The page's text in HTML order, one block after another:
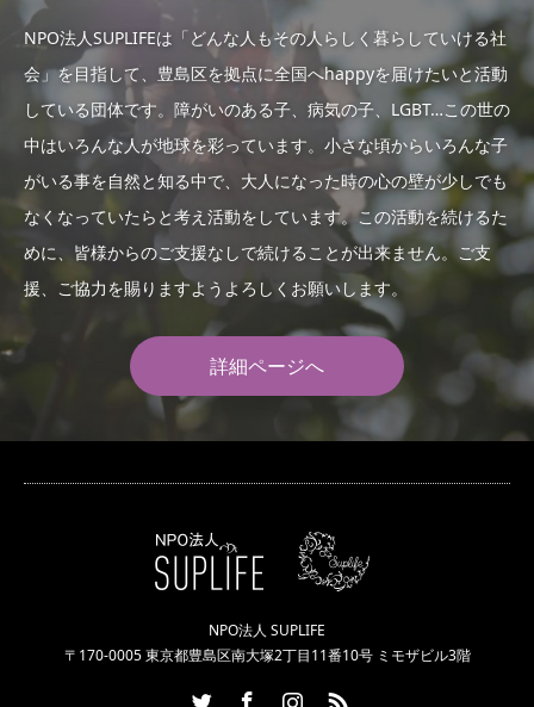
NPO法人SUPLIFEは「どんな人もその人らしく暮らしていける社
会」を目指して、豊島区を拠点に全国へhappyを届けたいと活動
している団体です。障がいのある子、病気の子、LGBT…この世の
中はいろんな人が地球を彩っています。小さな頃からいろんな子
がいる事を自然と知る中で、大人になった時の心の壁が少しでも
なくなっていたらと考え活動をしています。この活動を続けるた
めに、皆様からのご支援なしで続けることが出来ません。ご支
援、ご協力を賜りますようよろしくお願いします。
詳細ページへ
NPO法人 SUPLIFE
〒170-0005 東京都豊島区南大塚2丁目11番10号 ミモザビル3階